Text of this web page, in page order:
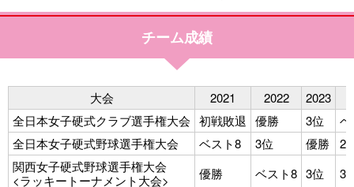
チーム成績
大会 2021 2022
2023
全日本女子硬式クラブ選手権大会 初戦敗退 優勝 3位
全日本女子硬式野球選手権大会
ベスト8 3位 優勝
2
関西女子硬式野球選手権大会
<ラッキートーナメント大会>
優勝 ベスト8 3位
3